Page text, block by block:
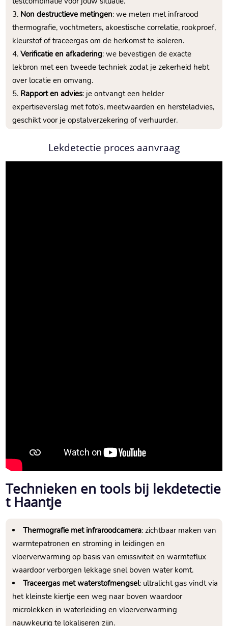
Non destructieve metingen: we meten met infrarood
thermografie, vochtmeters, akoestische correlatie, rookproef,
kleurstof of traceergas om de herkomst te isoleren.
Verificatie en afkadering: we bevestigen de exacte
lekbron met een tweede techniek zodat je zekerheid hebt
over locatie en omvang.
Rapport en advies: je ontvangt een helder
expertiseverslag met foto’s, meetwaarden en hersteladvies,
geschikt voor je opstalverzekering of verhuurder.
Lekdetectie proces aanvraag
Technieken en tools bij lekdetectie
t Haantje
Thermografie met infraroodcamera: zichtbaar maken van
warmtepatronen en stroming in leidingen en
vloerverwarming op basis van emissiviteit en warmteflux
waardoor verborgen lekkage snel boven water komt.
Traceergas met waterstofmengsel: ultralicht gas vindt via
het kleinste kiertje een weg naar boven waardoor
microlekken in waterleiding en vloerverwarming
nauwkeurig te lokaliseren zijn.